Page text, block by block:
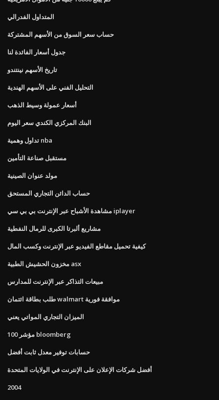
المتداول الفدرالي
حساب سعر السوق من الأسهم المشتركة
جدول أسعار الفائدة لنا
تاريخ الأسهم نينتندو
التحليل الفني على الأسهم الهندية
أسعار عمولة وسيط الذهب
البنك المركزي الكندي سعر اليوم
تداول وهمية nba
مستقبل صناعة التأمين
مولد عنوان الصينية
حساب الدائن التجاري المستحق
مشاهدة الأشباح عبر الإنترنت بي بي سي iplayer
مشاريع ألبرتا الكبرى للرمال النفطية
كيفية تحميل مقاطع الفيديو عبر الإنترنت وكسب المال
مخزون الحشيش الطبية asx
مبيعات التذاكر عبر الإنترنت للمدارس
طلب بطاقة ائتمان walmart موافقة فورية
الميزان التجاري المواتي يعني
مؤشر 100 bloomberg
حسابات توفير معدل ثابت أفضل
أفضل شركات الإعلان على الإنترنت في الولايات المتحدة
2004